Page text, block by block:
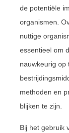
de potentiële
organismen.
nuttige
essentieel om
nauwkeurig op
methoden en
blijken te zijn.
Bij het gebruik